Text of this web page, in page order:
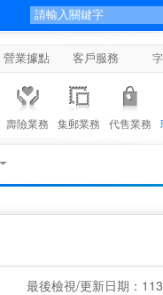
營業據點 客戶服務
壽險業務 集郵業務 代售業務
最後檢視/更新日期：